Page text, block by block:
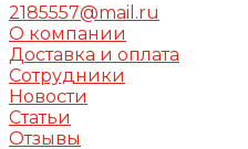
2185557@mail.ru
О компании
Доставка и оплата
Сотрудники
Новости
Статьи
Отзывы